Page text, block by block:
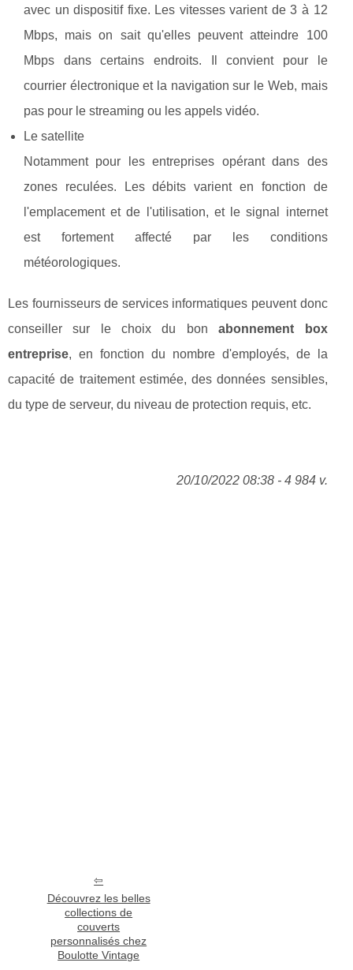
avec un dispositif fixe. Les vitesses varient de 3 à 12
Mbps, mais on sait qu'elles peuvent atteindre 100
Mbps dans certains endroits. Il convient pour le
courrier électronique et la navigation sur le Web, mais
pas pour le streaming ou les appels vidéo.
Le satellite
Notamment pour les entreprises opérant dans des
zones reculées. Les débits varient en fonction de
l'emplacement et de l'utilisation, et le signal internet
est fortement affecté par les conditions
météorologiques.
Les fournisseurs de services informatiques peuvent donc
conseiller sur le choix du bonabonnement box
entreprise, en fonction du nombre d'employés, de la
capacité de traitement estimée, des données sensibles,
du type de serveur, du niveau de protection requis, etc.
20/10/2022 08:38 - 4 984 v.
Découvrez les belles
collections de
couverts
personnalisés chez
Boulotte Vintage